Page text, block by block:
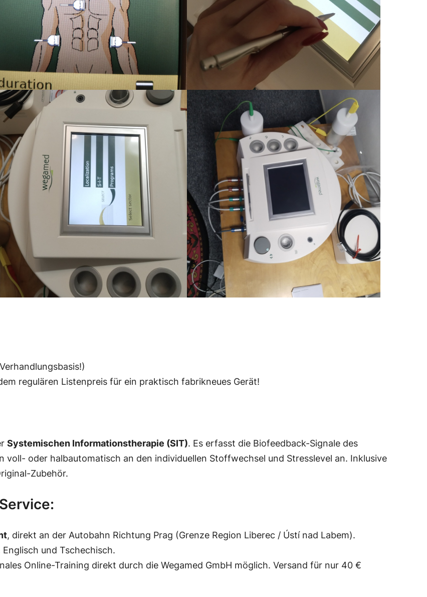
regulären Listenpreis für ein praktisch fabrikneues Gerät!
Systemischen Informationstherapie (SIT). Es erfasst die Biofeedback-Signale des
voll- oder halbautomatisch an den individuellen Stoffwechsel und Stresslevel an. Inklusive
Zubehör.
, direkt an der Autobahn Richtung Prag (Grenze Region Liberec / Ústí nad Labem).
und Tschechisch.
Online-Training direkt durch die Wegamed GmbH möglich. Versand für nur 40 €